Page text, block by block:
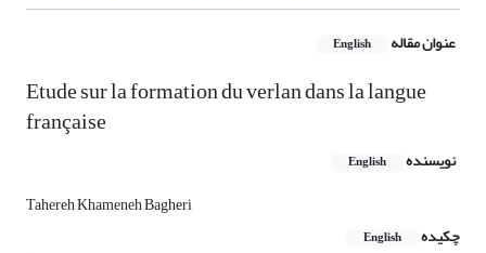
عنوان مقاله English
Etude sur la formation du verlan dans la langue
française
نویسنده English
Tahereh Khameneh Bagheri
چکیده
English